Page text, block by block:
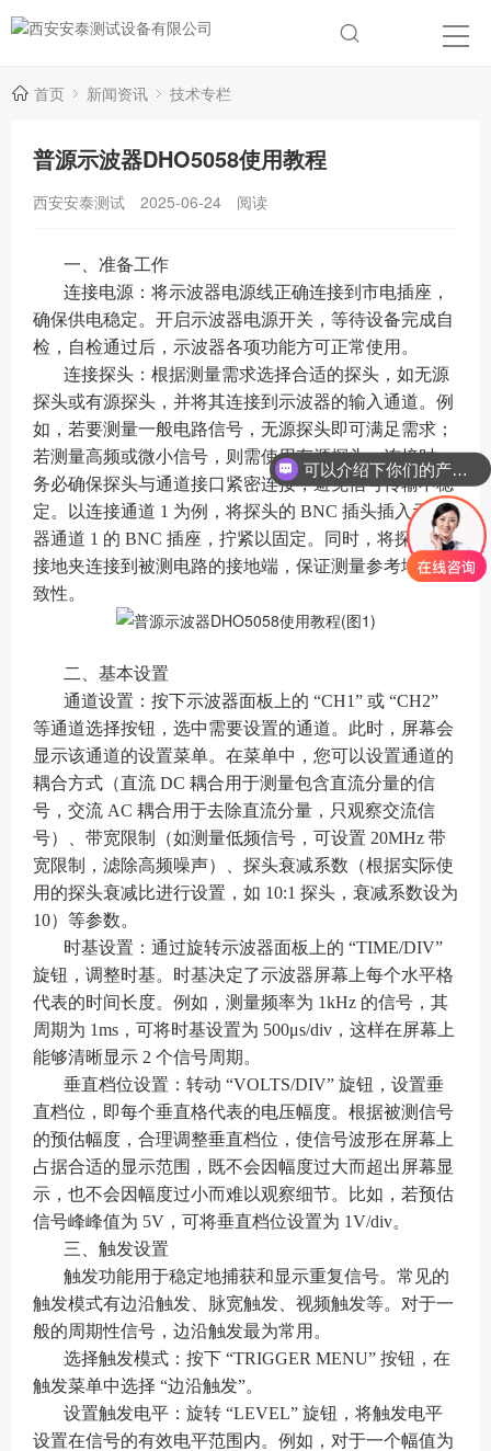
首页 新闻资讯 技术专栏
普源示波器DHO5058使用教程
西安安泰测试 2025-06-24 阅读
一、准备工作
连接电源：将示波器电源线正确连接到市电插座，
确保供电稳定。开启示波器电源开关，等待设备完成自
检，自检通过后，示波器各项功能方可正常使用。
连接探头：根据测量需求选择合适的探头，如无源
探头或有源探头，并将其连接到示波器的输入通道。例
如，若要测量一般电路信号，无源探头即可满足需求；
若测量高频或微小信号，则需使用有源探头。连接时，
务必确保探头与通道接口紧密连接，避免信号传输不稳
定。以连接通道 1 为例，将探头的 BNC 插头插入示波
器通道 1 的 BNC 插座，拧紧以固定。同时，将探头的
接地夹连接到被测电路的接地端，保证测量参考地的一
致性。
二、基本设置
通道设置：按下示波器面板上的 “CH1” 或 “CH2”
等通道选择按钮，选中需要设置的通道。此时，屏幕会
显示该通道的设置菜单。在菜单中，您可以设置通道的
耦合方式（直流 DC 耦合用于测量包含直流分量的信
号，交流 AC 耦合用于去除直流分量，只观察交流信
号）、带宽限制（如测量低频信号，可设置 20MHz 带
宽限制，滤除高频噪声）、探头衰减系数（根据实际使
用的探头衰减比进行设置，如 10:1 探头，衰减系数设为
10）等参数。
时基设置：通过旋转示波器面板上的 “TIME/DIV”
旋钮，调整时基。时基决定了示波器屏幕上每个水平格
代表的时间长度。例如，测量频率为 1kHz 的信号，其
周期为 1ms，可将时基设置为 500μs/div，这样在屏幕上
能够清晰显示 2 个信号周期。
垂直档位设置：转动 “VOLTS/DIV” 旋钮，设置垂
直档位，即每个垂直格代表的电压幅度。根据被测信号
的预估幅度，合理调整垂直档位，使信号波形在屏幕上
占据合适的显示范围，既不会因幅度过大而超出屏幕显
示，也不会因幅度过小而难以观察细节。比如，若预估
信号峰峰值为 5V，可将垂直档位设置为 1V/div。
三、触发设置
触发功能用于稳定地捕获和显示重复信号。常见的
触发模式有边沿触发、脉宽触发、视频触发等。对于一
般的周期性信号，边沿触发最为常用。
选择触发模式：按下 “TRIGGER MENU” 按钮，在
触发菜单中选择 “边沿触发”。
设置触发电平：旋转 “LEVEL” 旋钮，将触发电平
设置在信号的有效电平范围内。例如，对于一个幅值为
可以介绍下你们的产品么？